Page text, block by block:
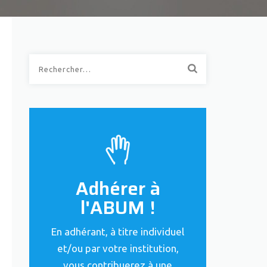
Adhérer à
l'ABUM !
En adhérant, à titre individuel
et/ou par votre institution,